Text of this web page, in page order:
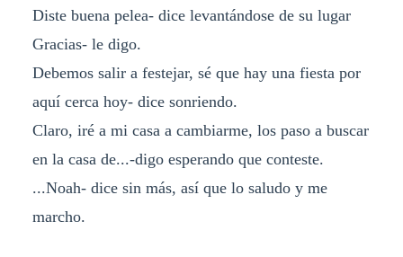
Diste buena pelea- dice levantándose de su lugar
Gracias- le digo.
Debemos salir a festejar, sé que hay una fiesta por
aquí cerca hoy- dice sonriendo.
Claro, iré a mi casa a cambiarme, los paso a buscar
en la casa de...-digo esperando que conteste.
...Noah- dice sin más, así que lo saludo y me
marcho.